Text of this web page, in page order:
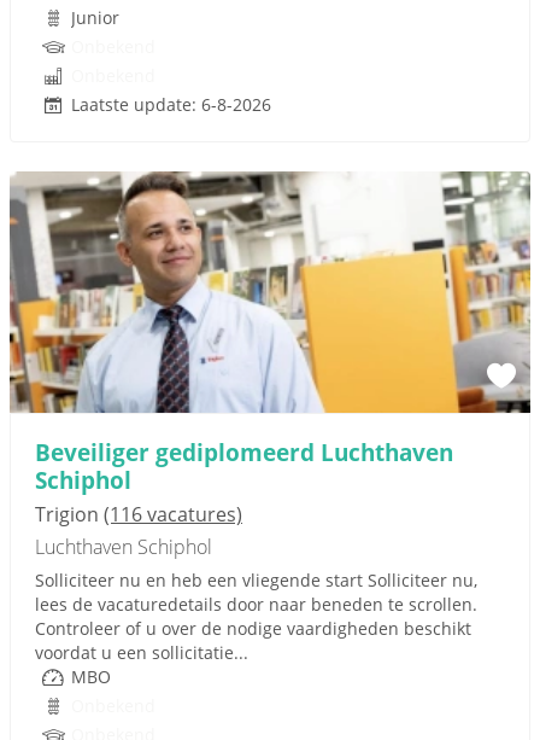
Junior
Laatste update: 6-8-2026
Beveiliger gediplomeerd Luchthaven
Schiphol
Trigion (116 vacatures)
Luchthaven Schiphol
Solliciteer nu en heb een vliegende start Solliciteer nu,
lees de vacaturedetails door naar beneden te scrollen.
Controleer of u over de nodige vaardigheden beschikt
voordat u een sollicitatie...
MBO